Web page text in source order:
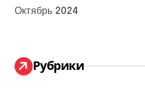
Октябрь 2024
Рубрики